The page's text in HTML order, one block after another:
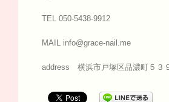
TEL 050-5438-9912
MAIL info@grace-nail.me
address 横浜市戸塚区品濃町５３